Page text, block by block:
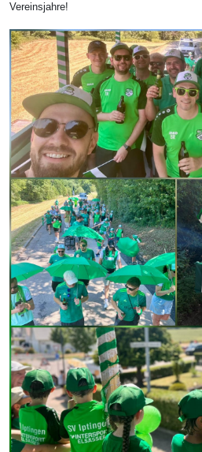
Vereinsjahre!